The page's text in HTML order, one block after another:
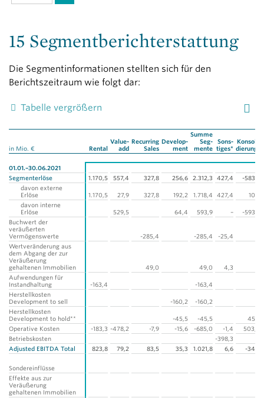
15 Segmentberichterstattung
Die Segmentinformationen stellten sich für den
Berichtszeitraum wie folgt dar:
Tabelle vergrößern
in Mio. € Rental
Value-
add
Recurring
Sales
Develop­
ment
Summe
Seg­
mente
Sons­
tiges*
Konsoli­
dierung*
01.01.–30.06.2021
Segmenterlöse
1.170,5 557,4 327,8 256,6 2.312,3 427,4
-583,3
davon externe
Erlöse
1.170,5 27,9 327,8 192,2 1.718,4 427,4
10,6
davon interne
Erlöse
529,5 64,4 593,9 –
-593,9
Buchwert der
veräußerten
Vermögenswerte
-285,4 -285,4
-25,4
Wertveränderung aus
dem Abgang der zur
Veräußerung
gehaltenen Immobilien
49,0 49,0
4,3
Aufwendungen für
Instandhaltung
-163,4
-163,4
Herstellkosten
Development to sell
-160,2
-160,2
Herstellkosten
Development to hold**
-45,5 -45,5
45,5
Operative Kosten
-183,3 -478,2 -7,9 -15,6 -685,0 -1,4
503,0
Betriebskosten
-398,3
Adjusted EBITDA Total
823,8 79,2 83,5 35,3 1.021,8 6,6 -34,8
Sondereinflüsse
Effekte aus zur
Veräußerung
gehaltenen Immobilien